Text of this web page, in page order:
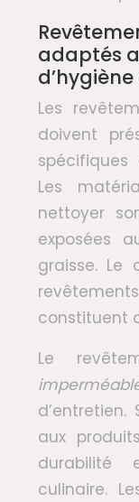
adaptés
Les
doivent
spécifiques
Les
nettoyer
exposées
graisse. Le
constituent
Le
aux
durabilité
culinaire.